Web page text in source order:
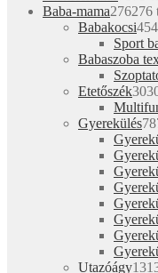
Baba-mama276276
Babakocsi45
Sport
Babaszoba
Etetőszék30
Gyerekülés78
Utazóágy13